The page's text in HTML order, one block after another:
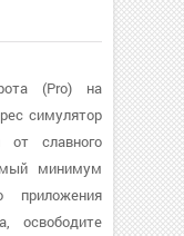
(Pro) на
симулятор
от славного
минимум
приложения
освободите